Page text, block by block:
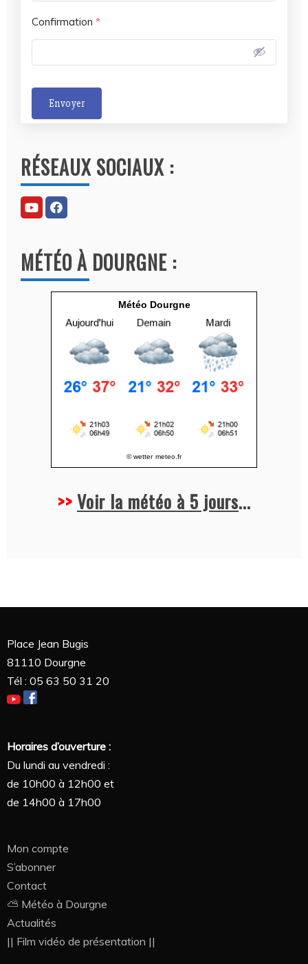
Confirmation *
Envoyer
t
e
r
n
t
i
RÉSEAUX SOCIAUX :
MÉTÉO À DOURGNE :
Météo Dourgne
© wetter meteo.fr
>>Voir la météo à 5 jours...
Place Jean Bugis
81110 Dourgne
Tél : 05 63 50 31 20
Horaires d’ouverture :
Du lundi au vendredi :
de 10h00 à 12h00 et
de 14h00 à 17h00
Mon compte
S’abonner
Contact
⛅ Météo à Dourgne
Actualités
|| Film vidéo de présentation ||